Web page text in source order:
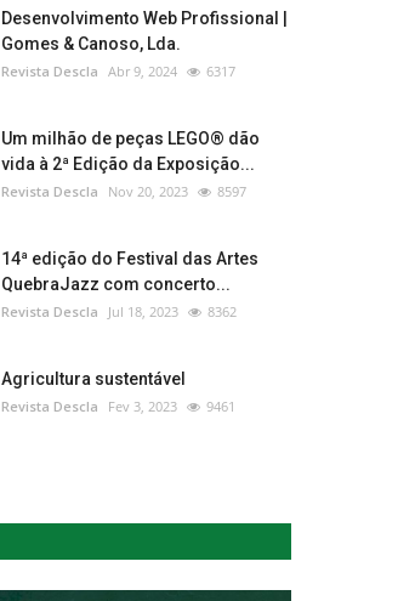
Desenvolvimento Web Profissional |
Gomes & Canoso, Lda.
Revista Descla Abr 9, 2024 6317
Um milhão de peças LEGO® dão
vida à 2ª Edição da Exposição...
Revista Descla Nov 20, 2023 8597
14ª edição do Festival das Artes
QuebraJazz com concerto...
Revista Descla Jul 18, 2023 8362
Agricultura sustentável
Revista Descla Fev 3, 2023 9461